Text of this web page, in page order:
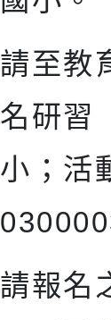
請至教
名研習
小；活
請報名